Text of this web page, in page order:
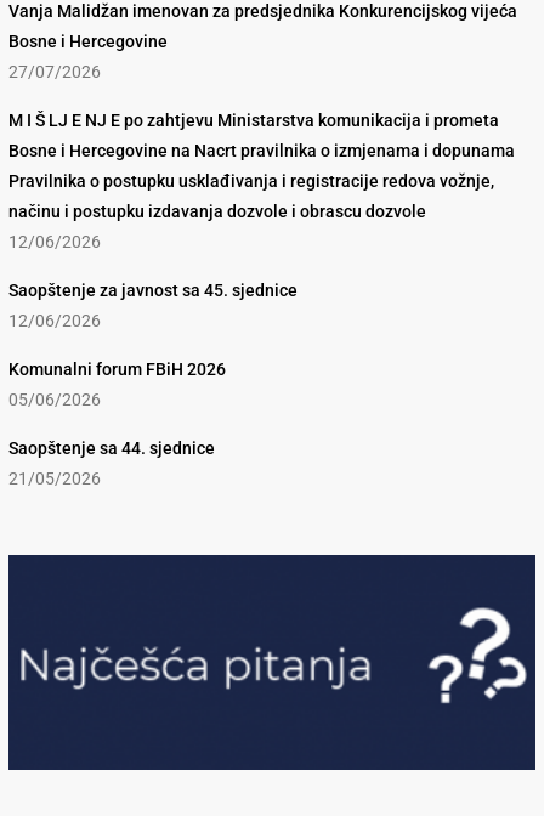
Vanja Malidžan imenovan za predsjednika Konkurencijskog vijeća
Bosne i Hercegovine
27/07/2026
M I Š LJ E NJ E po zahtjevu Ministarstva komunikacija i prometa
Bosne i Hercegovine na Nacrt pravilnika o izmjenama i dopunama
Pravilnika o postupku usklađivanja i registracije redova vožnje,
načinu i postupku izdavanja dozvole i obrascu dozvole
12/06/2026
Saopštenje za javnost sa 45. sjednice
12/06/2026
Komunalni forum FBiH 2026
05/06/2026
Saopštenje sa 44. sjednice
21/05/2026